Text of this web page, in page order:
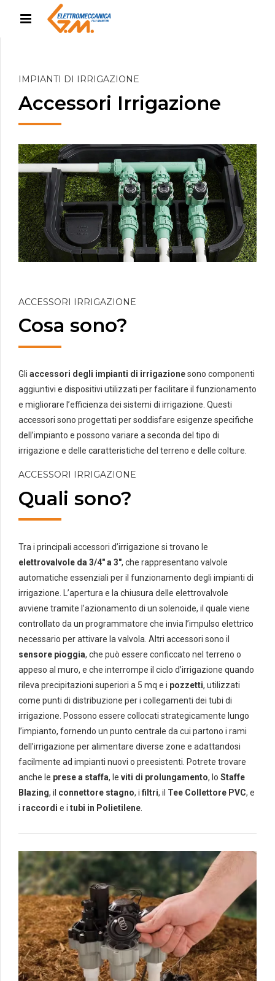
IMPIANTI DI IRRIGAZIONE
Accessori Irrigazione
ACCESSORI IRRIGAZIONE
Cosa sono?
Gli accessori degli impianti di irrigazionesono componenti
aggiuntivi e dispositivi utilizzati per facilitare il funzionamento
e migliorare l’efficienza dei sistemi di irrigazione. Questi
accessori sono progettati per soddisfare esigenze specifiche
dell’impianto e possono variare a seconda del tipo di
irrigazione e delle caratteristiche del terreno e delle colture.
ACCESSORI IRRIGAZIONE
Quali sono?
Tra i principali accessori d’irrigazione si trovano le
elettrovalvole da 3/4″ a 3″, che rappresentano valvole
automatiche essenziali per il funzionamento degli impianti di
irrigazione. L’apertura e la chiusura delle elettrovalvole
avviene tramite l’azionamento di un solenoide, il quale viene
controllato da un programmatore che invia l’impulso elettrico
necessario per attivare la valvola. Altri accessori sono il
sensore pioggia, che può essere conficcato nel terreno o
appeso al muro, e che interrompe il ciclo d’irrigazione quando
rileva precipitazioni superiori a 5 mq e i pozzetti, utilizzati
come punti di distribuzione per i collegamenti dei tubi di
irrigazione. Possono essere collocati strategicamente lungo
l’impianto, fornendo un punto centrale da cui partono i rami
dell’irrigazione per alimentare diverse zone e adattandosi
facilmente ad impianti nuovi o preesistenti. Potrete trovare
anche le prese a staffa, le viti di prolungamento, lo Staffe
Blazing, il connettore stagno, i filtri, il Tee Collettore PVC, e
i raccordi e i tubi in Polietilene